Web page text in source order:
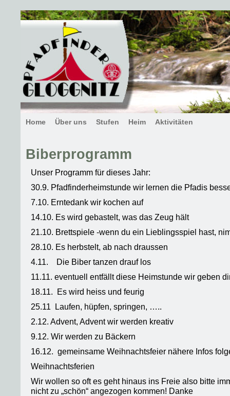
Home Über uns Stufen Heim Aktivitäten
Biberprogramm
Unser Programm für dieses Jahr:
30.9. Pfadfinderheimstunde wir lernen die Pfadis
7.10. Erntedank wir kochen auf
14.10. Es wird gebastelt, was das Zeug hält
21.10. Brettspiele -wenn du ein Lieblingsspiel hast,
28.10. Es herbstelt, ab nach draussen
4.11. Die Biber tanzen drauf los
11.11. eventuell entfällt diese Heimstunde wir geben
18.11. Es wird heiss und feurig
25.11 Laufen, hüpfen, springen, …..
2.12. Advent, Advent wir werden kreativ
9.12. Wir werden zu Bäckern
16.12. gemeinsame Weihnachtsfeier nähere Infos
Weihnachtsferien
Wir wollen so oft es geht hinaus ins Freie also bitte
nicht zu „schön“ angezogen kommen! Danke